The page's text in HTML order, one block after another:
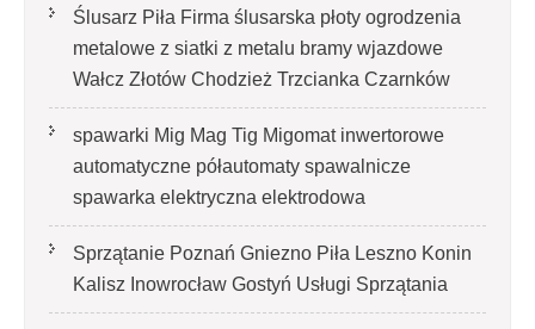
Ślusarz Piła Firma ślusarska płoty ogrodzenia
metalowe z siatki z metalu bramy wjazdowe
Wałcz Złotów Chodzież Trzcianka Czarnków
spawarki Mig Mag Tig Migomat inwertorowe
automatyczne półautomaty spawalnicze
spawarka elektryczna elektrodowa
Sprzątanie Poznań Gniezno Piła Leszno Konin
Kalisz Inowrocław Gostyń Usługi Sprzątania